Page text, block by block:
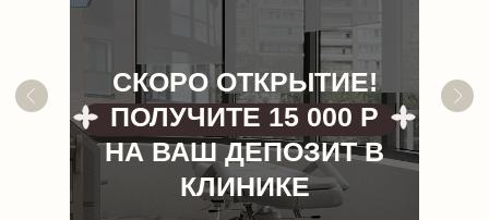
СКОРО ОТКРЫТИЕ!
ПОЛУЧИТЕ 15 000 Р
НА ВАШ ДЕПОЗИТ В
КЛИНИКЕ